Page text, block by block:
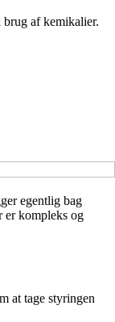
af kemikalier.
egentlig bag
er kompleks og
at tage styringen